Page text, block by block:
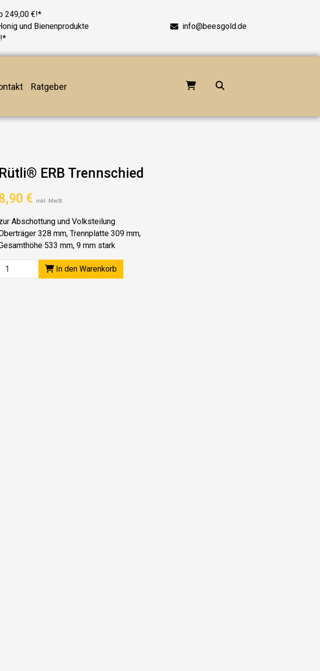
249,00 €!*
und Bienenprodukte
info@beesgold.de
Ratgeber
Rütli® ERB Trennschied
€ inkl. MwSt.
Abschottung und Volksteilung
328 mm, Trennplatte 309 mm,
533 mm, 9 mm stark
In den Warenkorb